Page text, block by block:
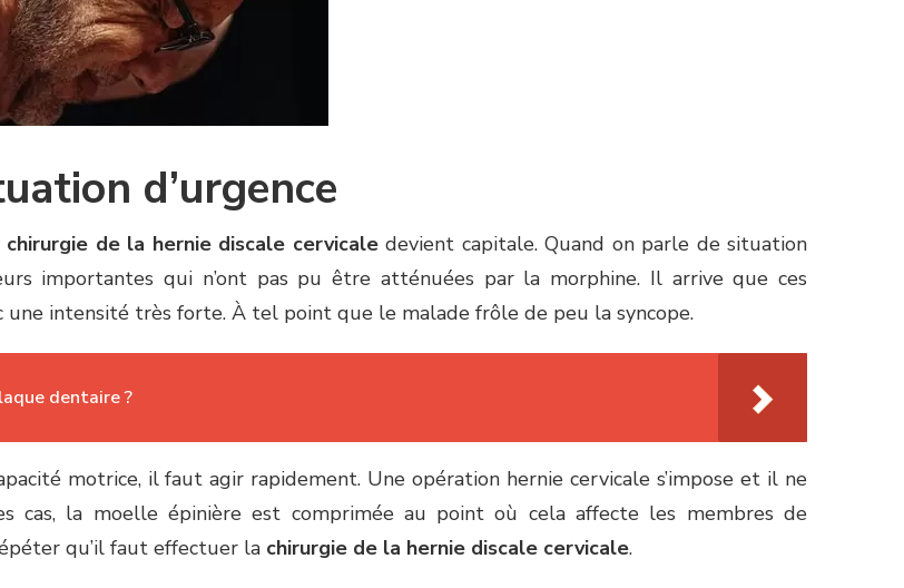
d’urgence
chirurgie de la hernie discale cervicaledevient capitale. Quand on parle de situation
importantes qui n’ont pas pu être atténuées par la morphine. Il arrive que ces
intensité très forte. À tel point que le malade frôle de peu la syncope.
dentaire ?
motrice, il faut agir rapidement. Une opération hernie cervicale s’impose et il ne
cas, la moelle épinière est comprimée au point où cela affecte les membres de
qu’il faut effectuer la chirurgie de la hernie discale cervicale.